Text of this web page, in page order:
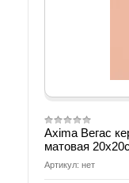
Axima Вегас
матовая
Артикул: нет